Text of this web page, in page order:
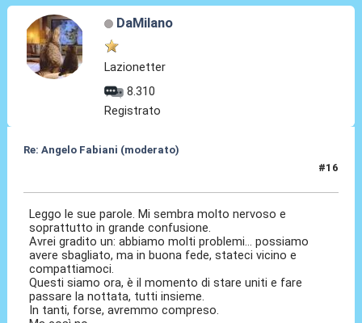
DaMilano
Lazionetter
8.310
Registrato
Re: Angelo Fabiani (moderato)
#16
Leggo le sue parole. Mi sembra molto nervoso e
soprattutto in grande confusione.
Avrei gradito un: abbiamo molti problemi... possiamo
avere sbagliato, ma in buona fede, stateci vicino e
compattiamoci.
Questi siamo ora, è il momento di stare uniti e fare
passare la nottata, tutti insieme.
In tanti, forse, avremmo compreso.